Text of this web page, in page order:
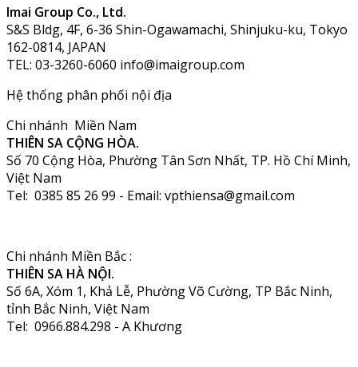
Imai Group Co., Ltd.
S&S Bldg, 4F, 6-36 Shin-Ogawamachi, Shinjuku-ku, Tokyo
162-0814, JAPAN
TEL: 03-3260-6060 info@imaigroup.com
Hệ thống phân phối nội địa
Chi nhánh Miền Nam
THIÊN SA CỘNG HÒA.
Số 70 Cộng Hòa, Phường Tân Sơn Nhất, TP. Hồ Chí Minh,
Việt Nam
Tel: 0385 85 26 99 - Email: vpthiensa@gmail.com
Chi nhánh Miền Bắc :
THIÊN SA HÀ NỘI.
Số 6A, Xóm 1, Khả Lễ, Phường Võ Cường, TP Bắc Ninh,
tỉnh Bắc Ninh, Việt Nam
Tel: 0966.884.298 - A Khương